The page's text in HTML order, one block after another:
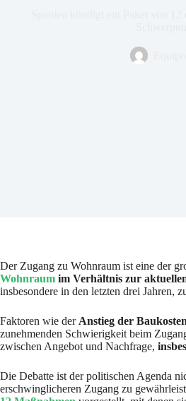
Der Zugang zu Wohnraum ist eine der
Wohnraum im Verhältnis zur
insbesondere in den letzten drei Jahren,
Faktoren wie der Anstieg der
zunehmenden Schwierigkeit beim
zwischen Angebot und Nachfrage,
Die Debatte ist der politischen Agenda
erschwinglicheren Zugang zu